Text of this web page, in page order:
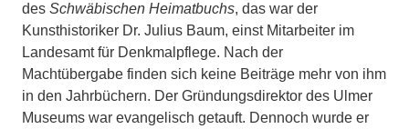
des Schwäbischen Heimatbuchs, das war der
Kunsthistoriker Dr. Julius Baum, einst Mitarbeiter im
Landesamt für Denkmalpflege. Nach der
Machtübergabe finden sich keine Beiträge mehr von ihm
in den Jahrbüchern. Der Gründungsdirektor des Ulmer
Museums war evangelisch getauft. Dennoch wurde er